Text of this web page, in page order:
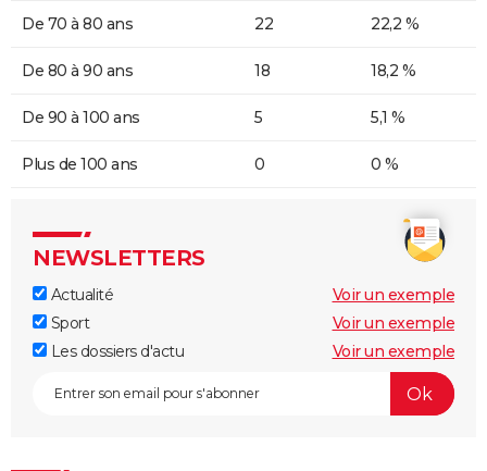
De 70 à 80 ans 22 22,2 %
De 80 à 90 ans 18 18,2 %
De 90 à 100 ans 5 5,1 %
Plus de 100 ans 0 0 %
NEWSLETTERS
Actualité
Voir un exemple
Sport
Voir un exemple
Les dossiers d'actu
Voir un exemple